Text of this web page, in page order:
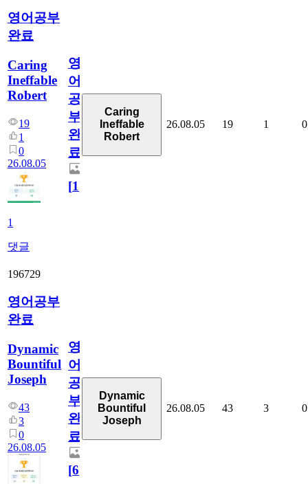
영어공부
완료
Caring
Ineffable
Robert
19
1
0
26.08.05
1
댓글
영
어
공
부
완
료
[1]
Caring
Ineffable
Robert
26.08.05 19 1 0
196729
영어공부
완료
Dynamic
Bountiful
Joseph
43
3
0
26.08.05
영
어
공
부
완
료
[6]
Dynamic
Bountiful
Joseph
26.08.05 43 3 0